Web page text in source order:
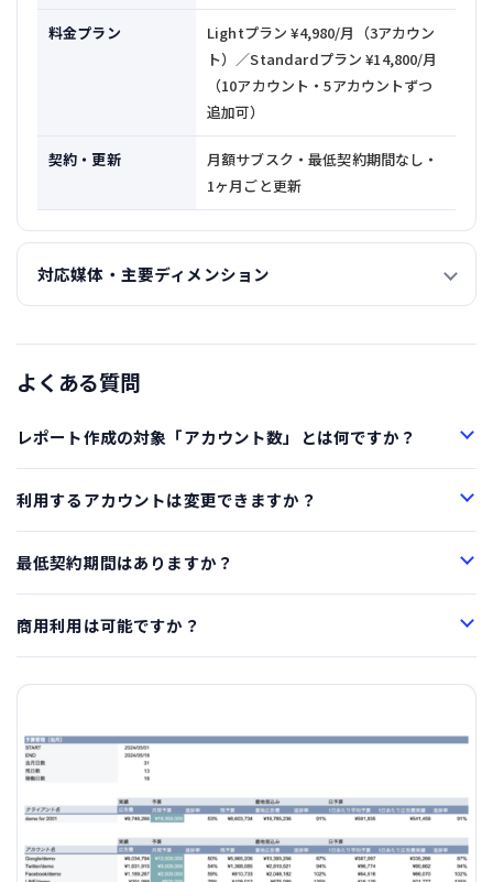
料金プラン
Lightプラン ¥4,980/月（3アカウン
ト）／Standardプラン ¥14,800/月
（10アカウント・5アカウントずつ
追加可）
契約・更新
月額サブスク・最低契約期間なし・
1ヶ月ごと更新
対応媒体・主要ディメンション
よくある質問
レポート作成の対象「アカウント数」とは何ですか？
利用するアカウントは変更できますか？
最低契約期間はありますか？
商用利用は可能ですか？